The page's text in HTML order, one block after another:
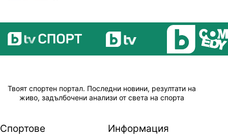
Твоят спортен портал. Последни новини, резултати на
живо, задълбочени анализи от света на спорта
Спортове Информация